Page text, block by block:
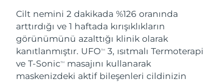
Cilt nemini 2 dakikada %126 oranında
arttırdığı ve 1 haftada kırışıklıkların
görünümünü azalttığı klinik olarak
kanıtlanmıştır. UFOTM
3, ısıtmalı Termoterapi
ve T-SonicTM
masajını kullanarak
maskenizdeki aktif bileşenleri cildinizin